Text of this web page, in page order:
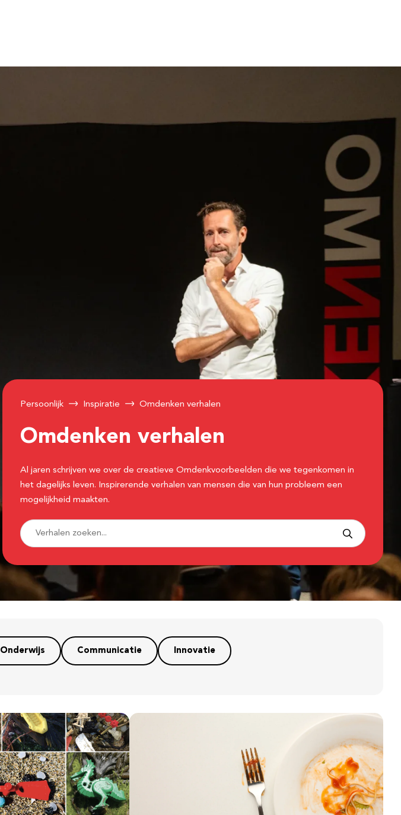
Persoonlijk Inspiratie Omdenken verhalen
Omdenken verhalen
Al jaren schrijven we over de creatieve Omdenkvoorbeelden die we tegenkomen in
het dagelijks leven. Inspirerende verhalen van mensen die van hun probleem een
mogelijkheid maakten.
Onderwijs Communicatie Innovatie